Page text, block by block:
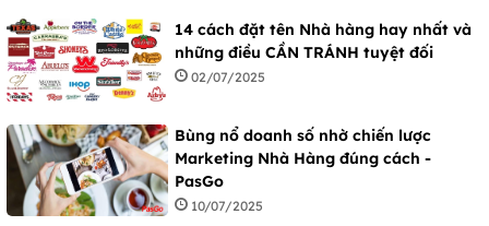
14 cách đặt tên Nhà hàng hay nhất và
những điều CẦN TRÁNH tuyệt đối
02/07/2025
Bùng nổ doanh số nhờ chiến lược
Marketing Nhà Hàng đúng cách -
PasGo
10/07/2025